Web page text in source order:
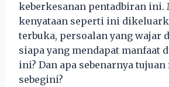
keberkesanan pentadbiran ini.
kenyataan seperti ini
terbuka, persoalan yang wajar
siapa yang mendapat manfaat
ini? Dan apa sebenarnya
sebegini?